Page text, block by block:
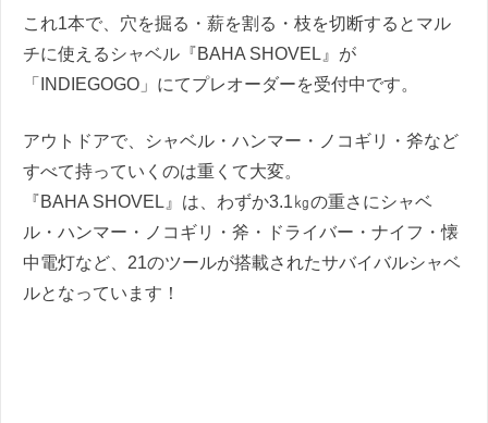
これ1本で、穴を掘る・薪を割る・枝を切断するとマル
チに使えるシャベル『BAHA SHOVEL』が
「INDIEGOGO」にてプレオーダーを受付中です。
アウトドアで、シャベル・ハンマー・ノコギリ・斧など
すべて持っていくのは重くて大変。
『BAHA SHOVEL』は、わずか3.1㎏の重さにシャベ
ル・ハンマー・ノコギリ・斧・ドライバー・ナイフ・懐
中電灯など、21のツールが搭載されたサバイバルシャベ
ルとなっています！